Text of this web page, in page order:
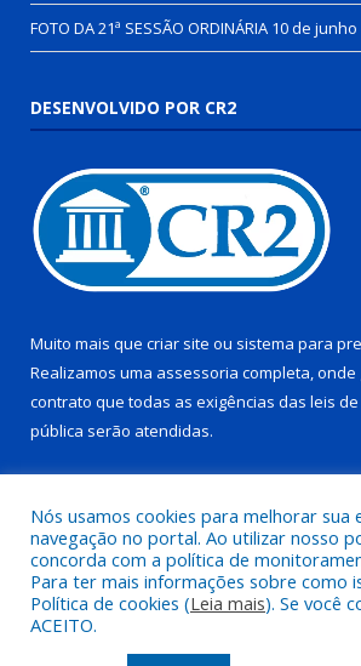
FOTO DA 21ª SESSÃO ORDINÁRIA 10 de junho
DESENVOLVIDO POR CR2
Muito mais que criar site ou sistema para
Realizamos uma assessoria completa,
contrato que todas as exigências das leis
pública serão atendidas.
Todos os direitos reservados a Câmara
Nós usamos cookies para melhorar sua
navegação no portal. Ao utilizar nosso
concorda com a política de
Para ter mais informações sobre como
Política de cookies (Leia mais). Se você
ACEITO.